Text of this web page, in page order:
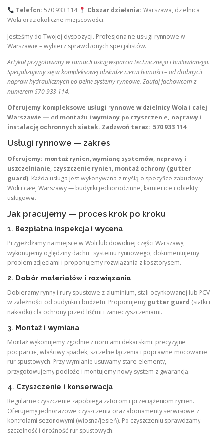
Telefon: 570 933 114 Obszar działania: Warszawa, dzielnica
Wola oraz okoliczne miejscowości.
Jesteśmy do Twojej dyspozycji. Profesjonalne usługi rynnowe w
Warszawie – wybierz sprawdzonych specjalistów.
Artykuł przygotowany w ramach usług wsparcia technicznego i budowlanego.
Specjalizujemy się w kompleksowej obsłudze nieruchomości – od drobnych
napraw hydraulicznych po pełne systemy rynnowe. Zaufaj fachowcom z
numerem 570 933 114.
Oferujemy kompleksowe usługi rynnowe w dzielnicy Wola i całej
Warszawie — od montażu i wymiany po czyszczenie, naprawy i
instalację ochronnych siatek. Zadzwoń teraz: 570 933 114.
Usługi rynnowe — zakres
Oferujemy: montaż rynien, wymianę systemów, naprawy i
uszczelnianie, czyszczenie rynien, montaż ochrony (gutter
guard). Każda usługa jest wykonywana z myślą o specyfice zabudowy
Woli i całej Warszawy — budynki jednorodzinne, kamienice i obiekty
usługowe.
Jak pracujemy — proces krok po kroku
1. Bezpłatna inspekcja i wycena
Przyjeżdżamy na miejsce w Woli lub dowolnej części Warszawy,
wykonujemy oględziny dachu i systemu rynnowego, dokumentujemy
problem zdjęciami i proponujemy rozwiązania z kosztorysem.
2. Dobór materiałów i rozwiązania
Dobieramy rynny i rury spustowe z aluminium, stali ocynkowanej lub PCV
w zależności od budynku i budżetu. Proponujemy gutter guard (siatki i
nakładki) dla ochrony przed liśćmi i zanieczyszczeniami.
3. Montaż i wymiana
Montaż wykonujemy zgodnie z normami dekarskimi: precyzyjne
podparcie, właściwy spadek, szczelne łączenia i poprawne mocowanie
rur spustowych. Przy wymianie usuwamy stare elementy,
przygotowujemy podłoże i montujemy nowy system z gwarancją.
4. Czyszczenie i konserwacja
Regularne czyszczenie zapobiega zatorom i przeciążeniom rynien.
Oferujemy jednorazowe czyszczenia oraz abonamenty serwisowe z
kontrolami sezonowymi (wiosna/jesień). Po czyszczeniu sprawdzamy
szczelność i drożność rur spustowych.